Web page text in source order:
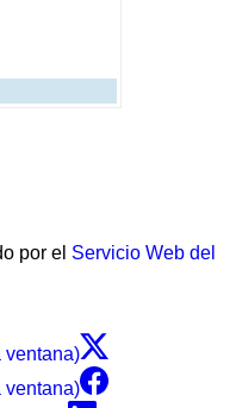
por el Servicio Web del
ventana)
ventana)